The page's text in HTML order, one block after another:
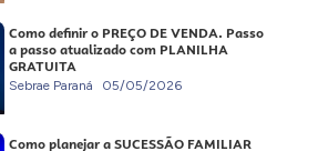
Como definir o PREÇO DE VENDA. Passo
a passo atualizado com PLANILHA
GRATUITA
Sebrae Paraná 05/05/2026
Como planejar a SUCESSÃO FAMILIAR